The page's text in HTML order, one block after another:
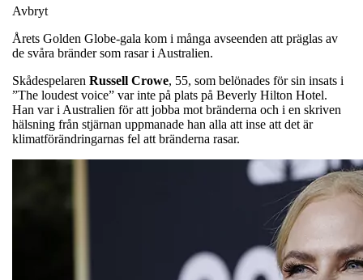
Avbryt
Årets Golden Globe-gala kom i många avseenden att präglas av
de svåra bränder som rasar i Australien.
Skådespelaren Russell Crowe, 55, som belönades för sin insats i
”The loudest voice” var inte på plats på Beverly Hilton Hotel.
Han var i Australien för att jobba mot bränderna och i en skriven
hälsning från stjärnan uppmanade han alla att inse att det är
klimatförändringarnas fel att bränderna rasar.